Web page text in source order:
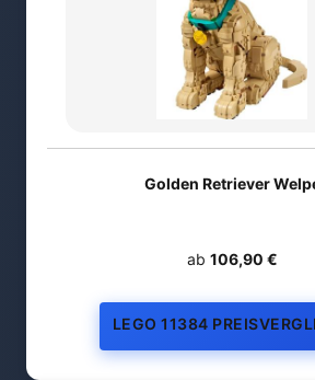
Golden Retriever
ab 106,90 €
LEGO 11384